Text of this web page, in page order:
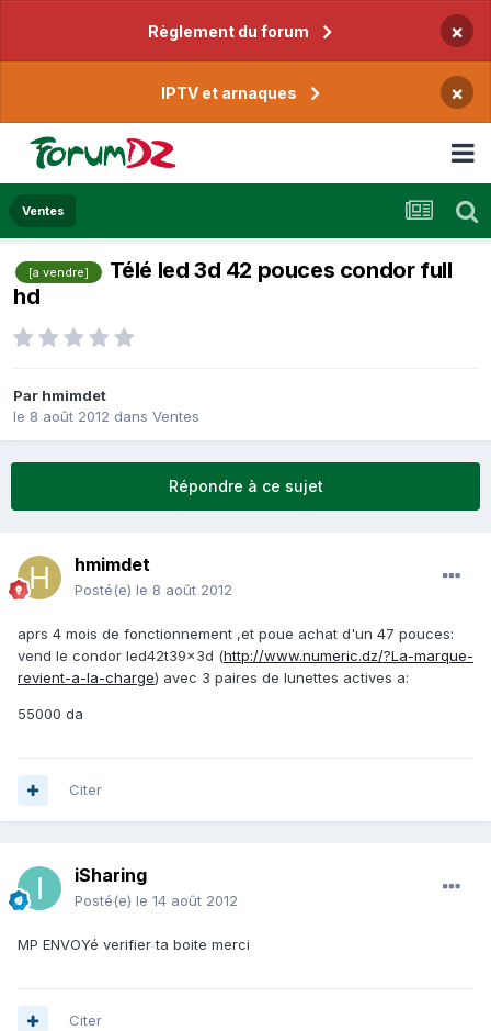
Règlement du forum ×
IPTV et arnaques ×
Ventes
[a vendre]
Télé led 3d 42 pouces condor full
hd
Par hmimdet
le 8 août 2012 dans Ventes
Répondre à ce sujet
hmimdet
Posté(e) le 8 août 2012
aprs 4 mois de fonctionnement ,et poue achat d'un 47 pouces:
vend le condor led42t39x3d (http://www.numeric.dz/?La-marque-
revient-a-la-charge) avec 3 paires de lunettes actives a:
55000 da
Citer
iSharing
Posté(e) le 14 août 2012
MP ENVOYé verifier ta boite merci
Citer